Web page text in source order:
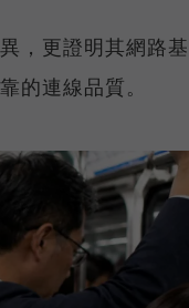
，更證明其網路基
的連線品質。